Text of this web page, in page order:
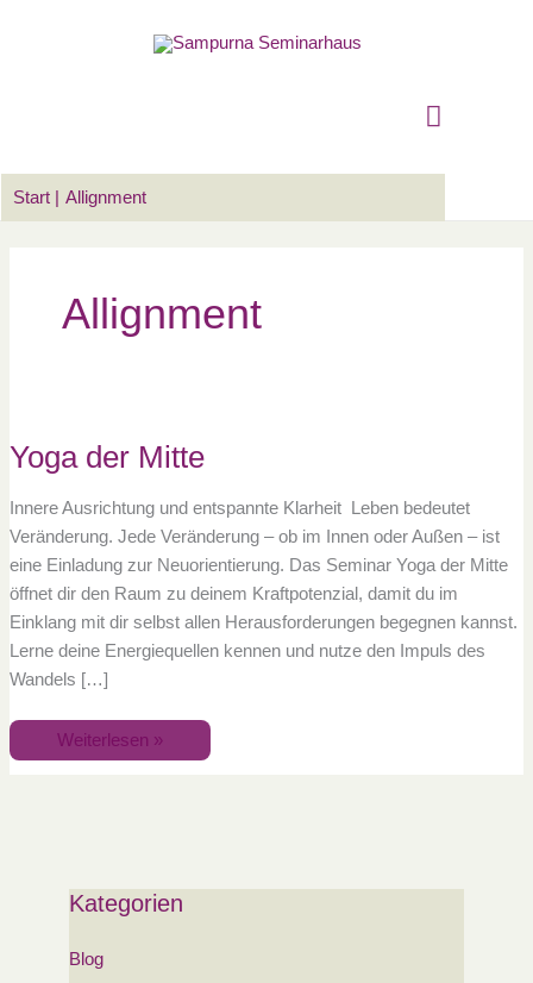
Start Allignment
Allignment
Yoga der Mitte
Innere Ausrichtung und entspannte Klarheit Leben bedeutet
Veränderung. Jede Veränderung – ob im Innen oder Außen – ist
eine Einladung zur Neuorientierung. Das Seminar Yoga der Mitte
öffnet dir den Raum zu deinem Kraftpotenzial, damit du im
Einklang mit dir selbst allen Herausforderungen begegnen kannst.
Lerne deine Energiequellen kennen und nutze den Impuls des
Wandels […]
Weiterlesen »
Kategorien
Blog